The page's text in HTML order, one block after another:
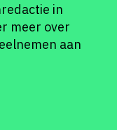
in
meer over
aan